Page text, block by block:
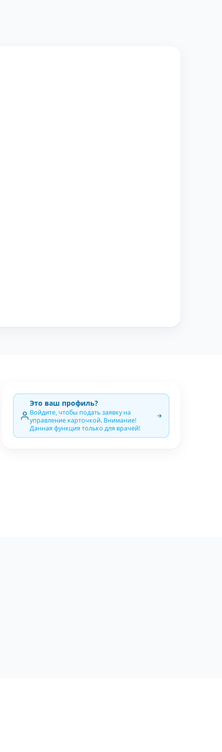
Это ваш профиль?
Войдите, чтобы подать заявку на
управление карточкой. Внимание!
Данная функция только для врачей!